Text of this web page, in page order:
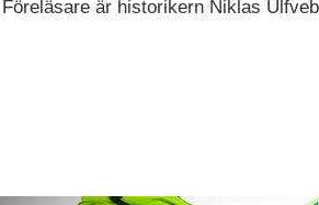
är historikern Niklas